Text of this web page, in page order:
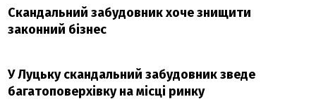
Скандальний забудовник хоче знищити
законний бізнес
У Луцьку скандальний забудовник зведе
багатоповерхівку на місці ринку